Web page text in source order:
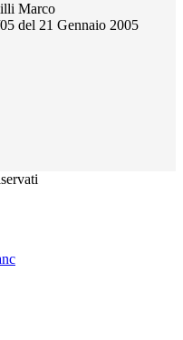
Marco
del 21 Gennaio 2005